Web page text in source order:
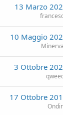
13 Marzo
10 Maggio
3 Ottobre
17 Ottobre